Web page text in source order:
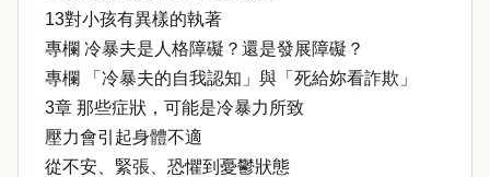
13對小孩有異樣的執著
專欄 冷暴夫是人格障礙？還是發展障礙？
專欄 「冷暴夫的自我認知」與「死給妳看詐欺」
3章 那些症狀，可能是冷暴力所致
壓力會引起身體不適
從不安、緊張、恐懼到憂鬱狀態